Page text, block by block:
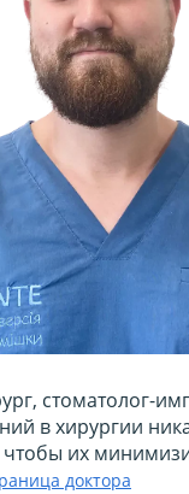
стоматолог-
в хирургии
их
доктора